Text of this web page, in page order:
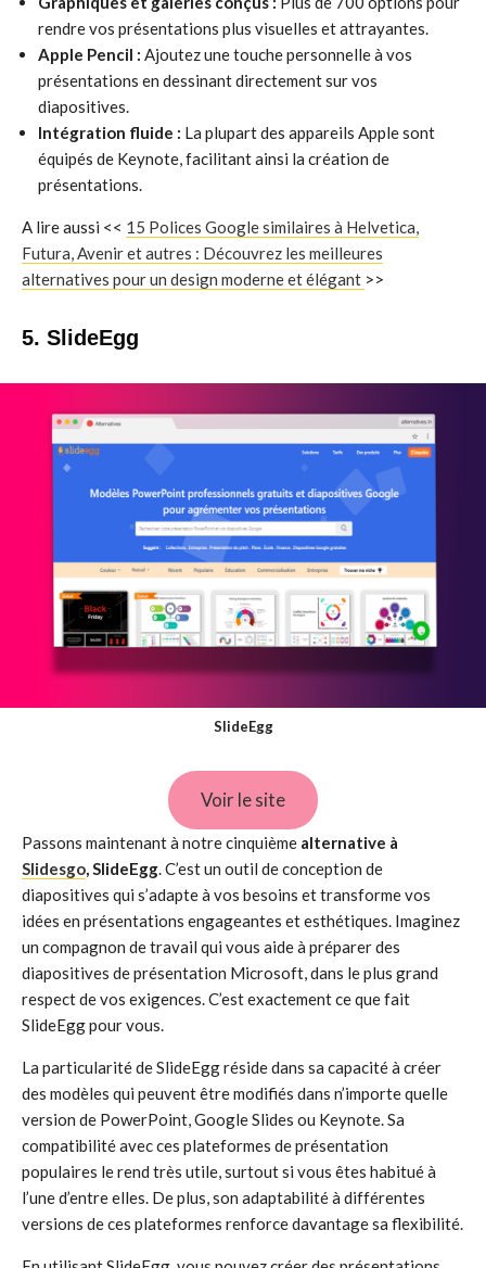
rendre vos présentations plus visuelles et attrayantes.
Apple Pencil : Ajoutez une touche personnelle à vos
présentations en dessinant directement sur vos
diapositives.
Intégration fluide : La plupart des appareils Apple sont
équipés de Keynote, facilitant ainsi la création de
présentations.
A lire aussi << 15 Polices Google similaires à Helvetica,
Futura, Avenir et autres : Découvrez les meilleures
alternatives pour un design moderne et élégant >>
5. SlideEgg
SlideEgg
Voir le site
Passons maintenant à notre cinquième alternative à
Slidesgo, SlideEgg. C’est un outil de conception de
diapositives qui s’adapte à vos besoins et transforme vos
idées en présentations engageantes et esthétiques. Imaginez
un compagnon de travail qui vous aide à préparer des
diapositives de présentation Microsoft, dans le plus grand
respect de vos exigences. C’est exactement ce que fait
SlideEgg pour vous.
La particularité de SlideEgg réside dans sa capacité à créer
des modèles qui peuvent être modifiés dans n’importe quelle
version de PowerPoint, Google Slides ou Keynote. Sa
compatibilité avec ces plateformes de présentation
populaires le rend très utile, surtout si vous êtes habitué à
l’une d’entre elles. De plus, son adaptabilité à différentes
versions de ces plateformes renforce davantage sa flexibilité.